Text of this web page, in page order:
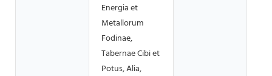
Energia et
Metallorum
Fodinae,
Tabernae Cibi et
Potus, Alia,